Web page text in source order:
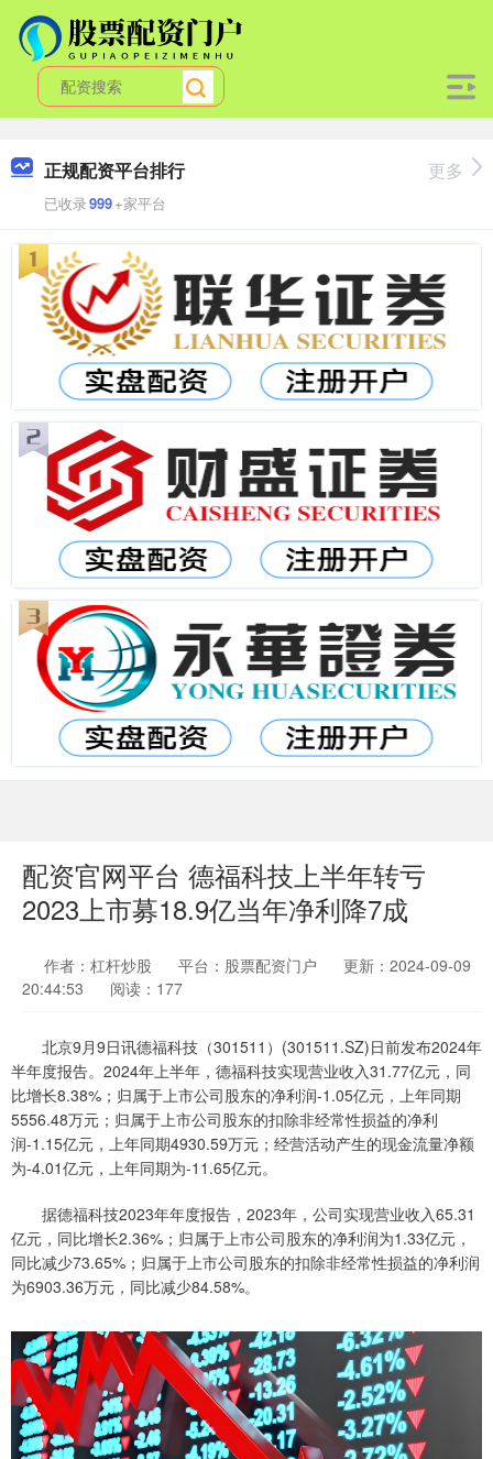
正规配资平台排行
已收录999+家平台
更多
配资官网平台 德福科技上半年转亏
2023上市募18.9亿当年净利降7成
作者：杠杆炒股 平台：股票配资门户
更新：2024-09-09
20:44:53
阅读：177
北京9月9日讯德福科技（301511）(301511.SZ)日前发布2024年
半年度报告。2024年上半年，德福科技实现营业收入31.77亿元，同
比增长8.38%；归属于上市公司股东的净利润-1.05亿元，上年同期
5556.48万元；归属于上市公司股东的扣除非经常性损益的净利
润-1.15亿元，上年同期4930.59万元；经营活动产生的现金流量净额
为-4.01亿元，上年同期为-11.65亿元。
据德福科技2023年年度报告，2023年，公司实现营业收入65.31
亿元，同比增长2.36%；归属于上市公司股东的净利润为1.33亿元，
同比减少73.65%；归属于上市公司股东的扣除非经常性损益的净利润
为6903.36万元，同比减少84.58%。